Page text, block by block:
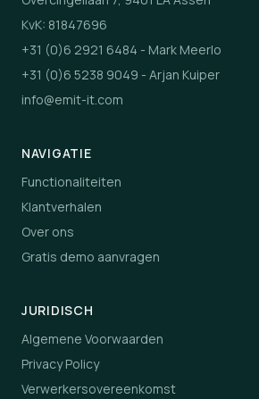
KvK: 81847696
+31 (0)6 2921 6484 - Mark Meerlo
+31 (0)6 5238 9049 - Arjan Kuiper
info@emit-it.com
NAVIGATIE
Functionaliteiten
Klantverhalen
Over ons
Gratis demo aanvragen
JURIDISCH
Algemene Voorwaarden
Privacy Policy
Verwerkersovereenkomst